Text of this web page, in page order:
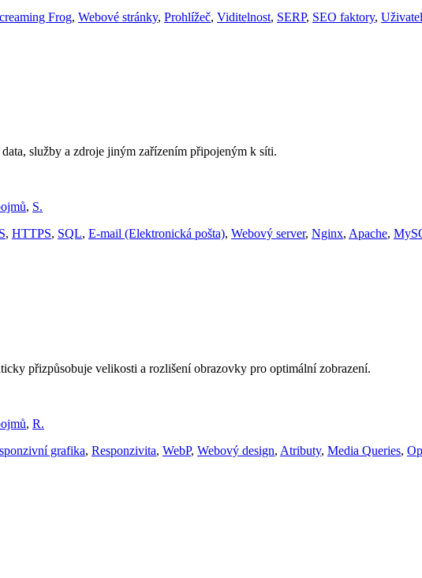
Frog, Webové stránky, Prohlížeč, Viditelnost, SERP, SEO faktory,
služby a zdroje jiným zařízením připojeným k síti.
, S.
, HTTPS, SQL, E-mail (Elektronická pošta), Webový server, Nginx, Apache,
přizpůsobuje velikosti a rozlišení obrazovky pro optimální zobrazení.
, R.
grafika, Responzivita, WebP, Webový design, Atributy, Media Queries,